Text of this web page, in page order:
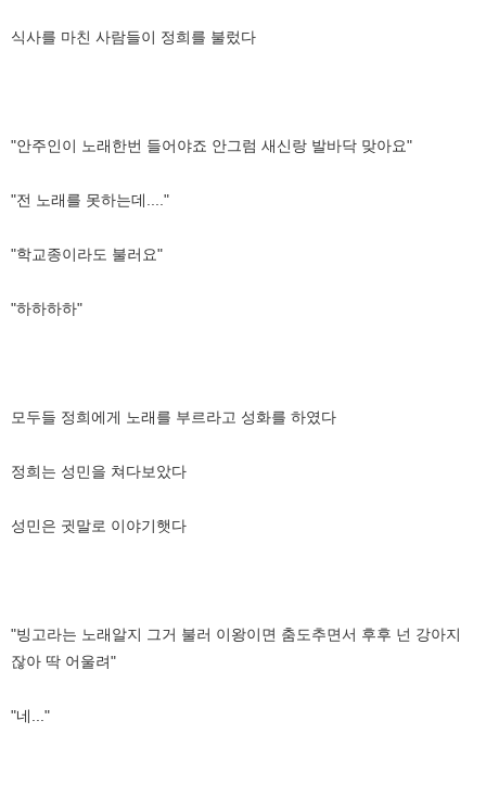
식사를 마친 사람들이 정희를 불렀다
"안주인이 노래한번 들어야죠 안그럼 새신랑 발바닥 맞아요"
"전 노래를 못하는데...."
"학교종이라도 불러요"
"하하하하"
모두들 정희에게 노래를 부르라고 성화를 하였다
정희는 성민을 쳐다보았다
성민은 귓말로 이야기햇다
"빙고라는 노래알지 그거 불러 이왕이면 춤도추면서 후후 넌 강아지
잖아 딱 어울려"
"네..."